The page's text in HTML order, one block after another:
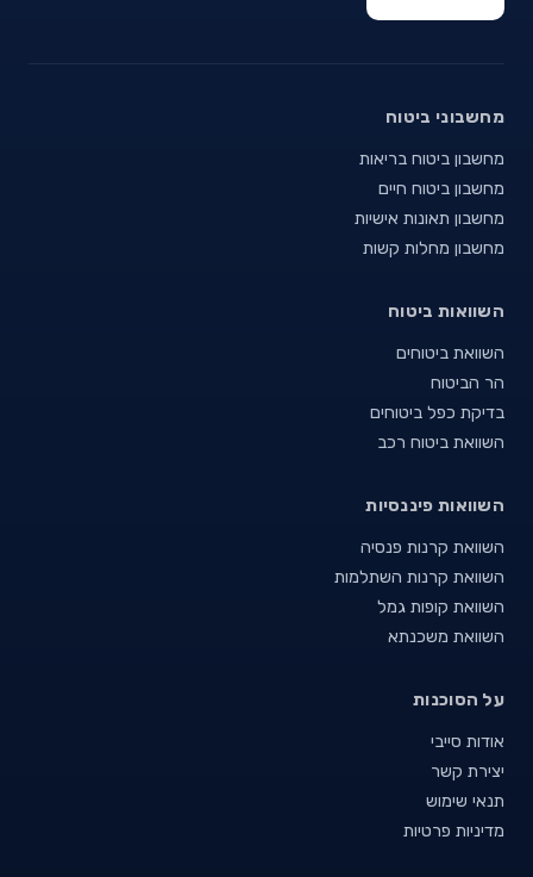
מחשבוני ביטוח
מחשבון ביטוח בריאות
מחשבון ביטוח חיים
מחשבון תאונות אישיות
מחשבון מחלות קשות
השוואות ביטוח
השוואת ביטוחים
הר הביטוח
בדיקת כפל ביטוחים
השוואת ביטוח רכב
השוואות פיננסיות
השוואת קרנות פנסיה
השוואת קרנות השתלמות
השוואת קופות גמל
השוואת משכנתא
על הסוכנות
אודות סייבי
יצירת קשר
תנאי שימוש
מדיניות פרטיות